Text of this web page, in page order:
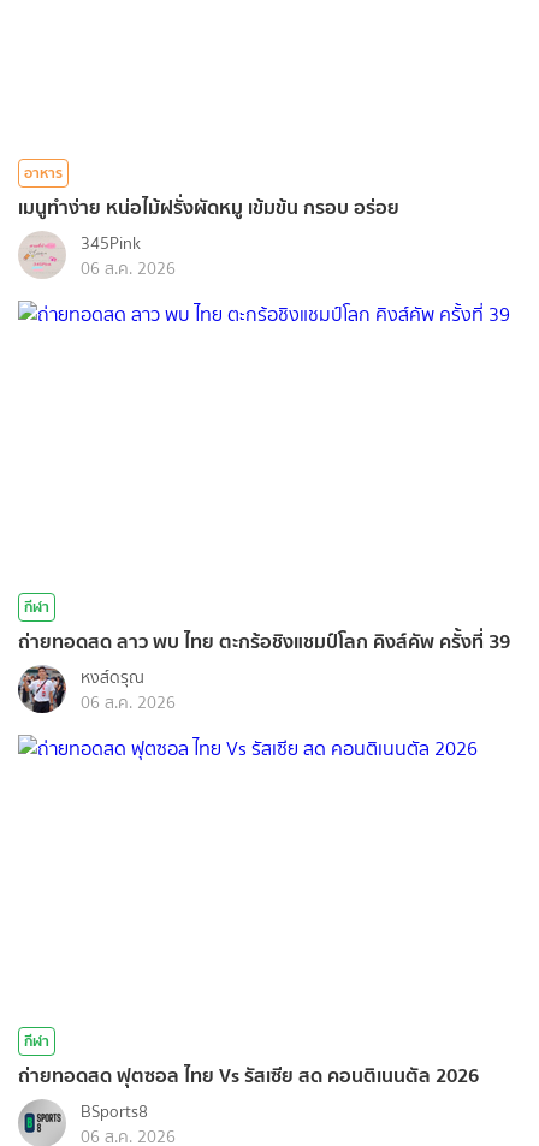
อาหาร
เมนูทำง่าย หน่อไม้ฝรั่งผัดหมู เข้มข้น กรอบ อร่อย
345Pink
06 ส.ค. 2026
กีฬา
ถ่ายทอดสด ลาว พบ ไทย ตะกร้อชิงแชมป์โลก คิงส์คัพ ครั้งที่ 39
หงส์ดรุณ
06 ส.ค. 2026
กีฬา
ถ่ายทอดสด ฟุตซอล ไทย Vs รัสเซีย สด คอนติเนนตัล 2026
BSports8
06 ส.ค. 2026